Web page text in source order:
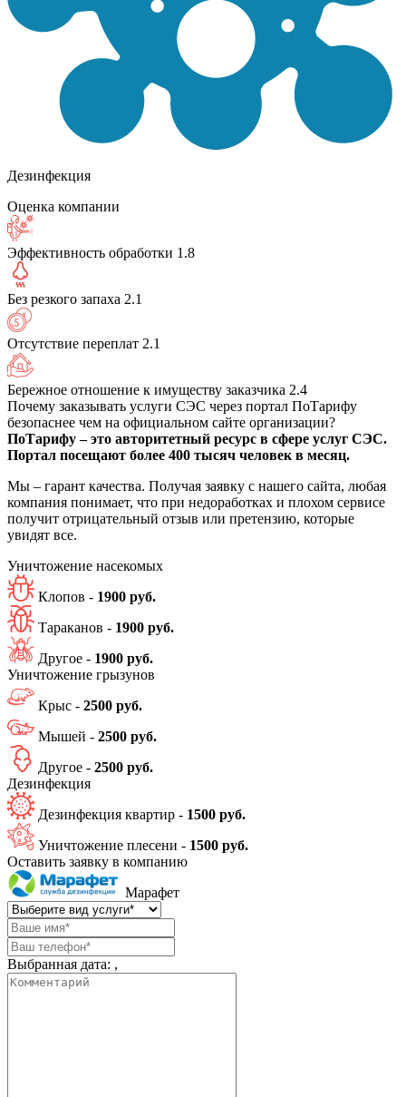
Дезинфекция
Оценка компании
Эффективность обработки 1.8
Без резкого запаха 2.1
Отсутствие переплат 2.1
Бережное отношение к имуществу заказчика 2.4
Почему заказывать услуги СЭС через портал ПоТарифу
безопаснее чем на официальном сайте организации?
ПоТарифу – это авторитетный ресурс в сфере услуг СЭС.
Портал посещают более 400 тысяч человек в месяц.
Мы – гарант качества. Получая заявку с нашего сайта, любая
компания понимает, что при недоработках и плохом сервисе
получит отрицательный отзыв или претензию, которые
увидят все.
Уничтожение насекомых
Клопов - 1900 руб.
Тараканов - 1900 руб.
Другое - 1900 руб.
Уничтожение грызунов
Крыс - 2500 руб.
Мышей - 2500 руб.
Другое - 2500 руб.
Дезинфекция
Дезинфекция квартир - 1500 руб.
Уничтожение плесени - 1500 руб.
Оставить заявку в компанию
Марафет
Выбранная дата: ,